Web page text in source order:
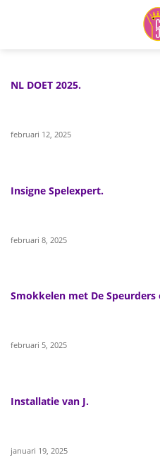
NL DOET 2025.
februari 12, 2025
Insigne Spelexpert.
februari 8, 2025
Smokkelen met De Speurders
februari 5, 2025
Installatie van J.
januari 19, 2025